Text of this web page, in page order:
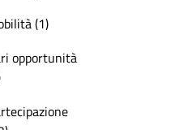
(1)
opportunità